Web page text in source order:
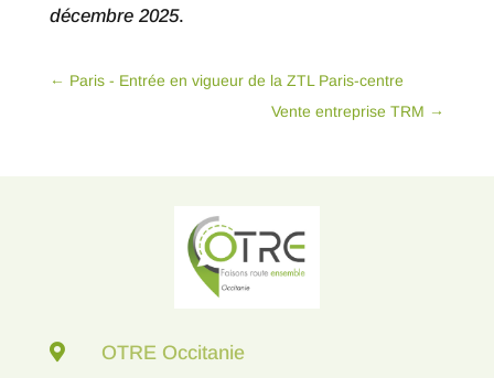
décembre 2025.
← Paris - Entrée en vigueur de la ZTL Paris-centre
Vente entreprise TRM →
 OTRE Occitanie